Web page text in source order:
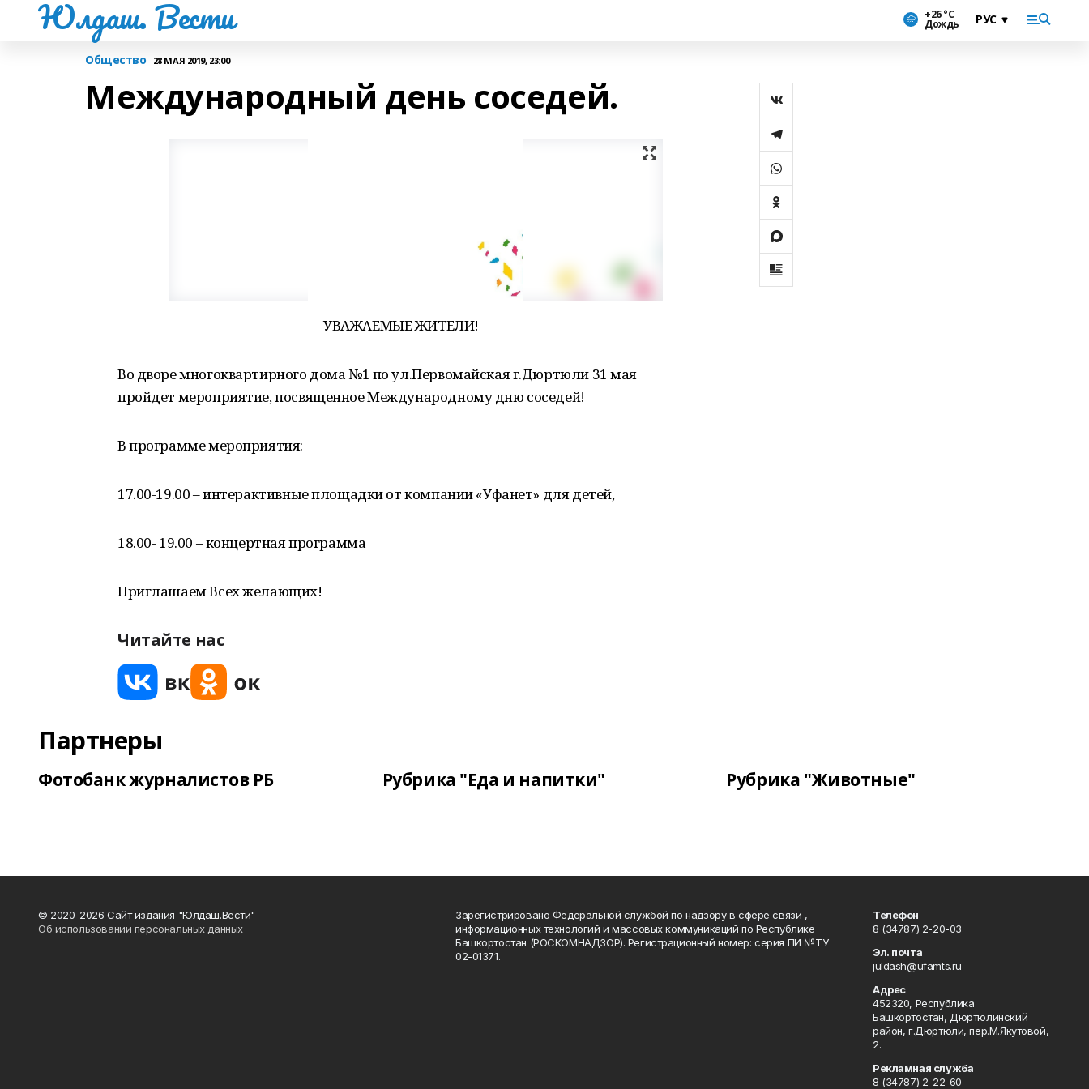
Юлдаш. Вести +26 °С
Дождь
Общество 28 МАЯ 2019, 23:00
Международный день соседей.
УВАЖАЕМЫЕ ЖИТЕЛИ!
Во дворе многоквартирного дома №1 по ул.Первомайская г.Дюртюли 31 мая
пройдет мероприятие, посвященное Международному дню соседей!
В программе мероприятия:
17.00-19.00 – интерактивные площадки от компании «Уфанет» для детей,
18.00- 19.00 – концертная программа
Приглашаем Всех желающих!
Читайте нас
Партнеры
Фотобанк журналистов РБ Рубрика "Еда и напитки" Рубрика "Животные"
© 2020-2026 Сайт издания "Юлдаш.Вести"
Об использовании персональных данных
Зарегистрировано Федеральной службой по надзору в сфере связи ,
информационных технологий и массовых коммуникаций по Республике
Башкортостан (РОСКОМНАДЗОР). Регистрационный номер: серия ПИ №ТУ
02-01371.
Телефон
8 (34787) 2-20-03
Эл. почта
juldash@ufamts.ru
Адрес
452320, Республика
Башкортостан, Дюртюлинский
район, г.Дюртюли, пер.М.Якутовой,
2.
Рекламная служба
8 (34787) 2-22-60